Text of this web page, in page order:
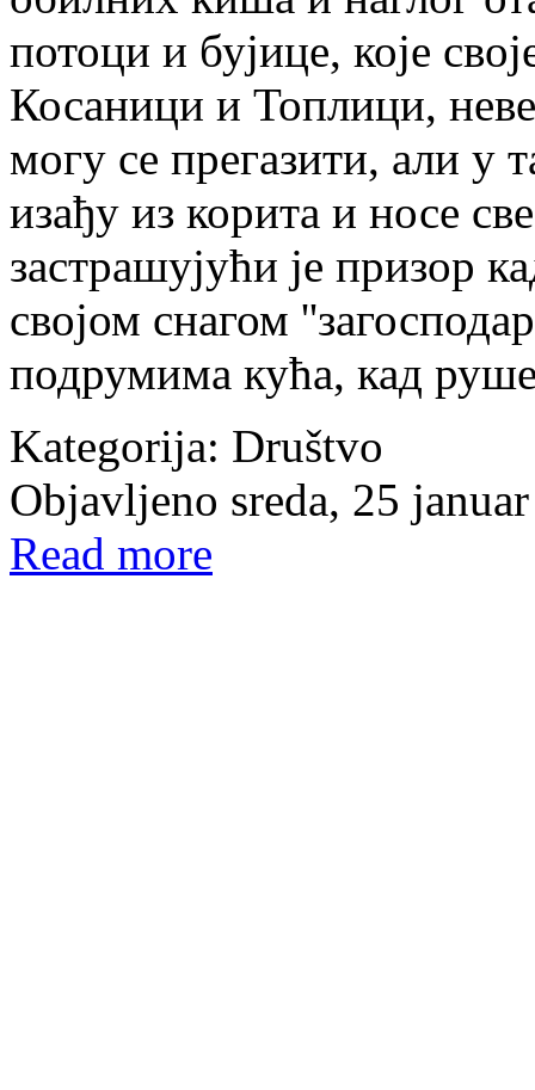
потоци и бујице, које
Косаници и Топлици,
могу се прегазити, али у
изађу из корита и носе
застрашујући је призор
својом снагом
подрумима кућа, кад
Kategorija: Društvo
Objavljeno sreda, 25
Read more